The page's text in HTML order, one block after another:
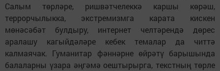
Салым төрләре, ришвәтчелеккә каршы көрәш,
террорчылыкка, экстремизмга карата кискен
мөнәсәбәт булдыру, интернет челтәрендә дөрес
аралашу кагыйдәләре кебек темалар да читтә
калмаячак. Гуманитар фәннәрне өйрәтү барышында
балаларны үзара әңгәмә оештырырга, текстның төрле